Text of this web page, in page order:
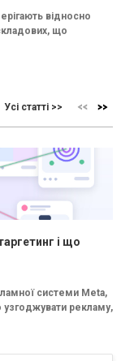
відносно
що
Усі статті >>
і що
системи Meta,
узгоджувати рекламу,